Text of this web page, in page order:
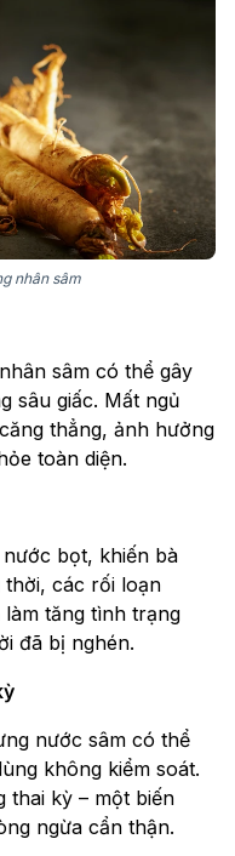
nhân sâm
sâm có thể gây
sâu giấc. Mất ngủ
thẳng, ảnh hưởng
toàn diện.
bọt, khiến bà
các rối loạn
tăng tình trạng
đã bị nghén.
nước sâm có thể
không kiểm soát.
thai kỳ – một biến
ngừa cẩn thận.